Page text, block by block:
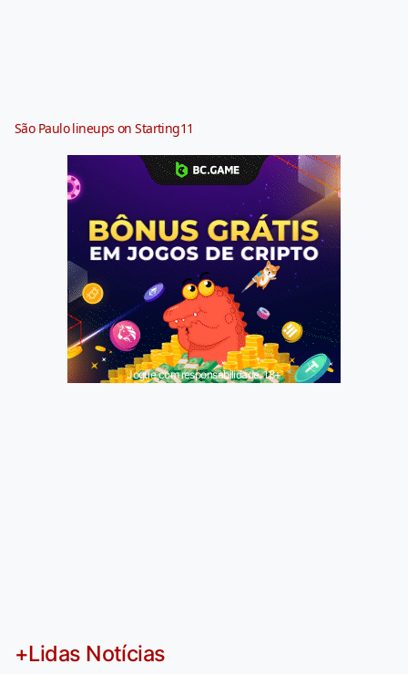
São Paulo lineups on Starting11
Jogue com responsabilidade. 18+
+Lidas Notícias